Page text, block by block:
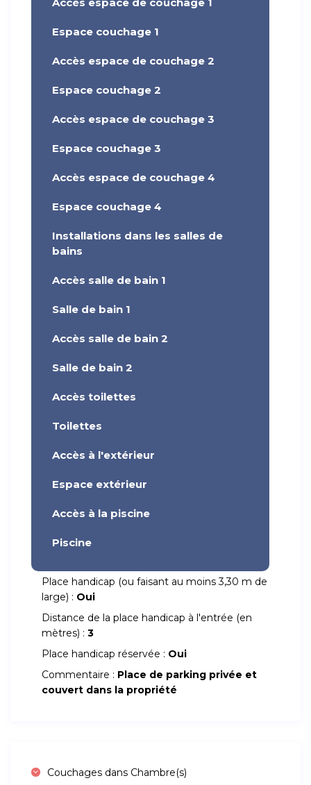
Espace couchage 1
Accès espace de couchage 2
Espace couchage 2
Accès espace de couchage 3
Espace couchage 3
Accès espace de couchage 4
Espace couchage 4
Installations dans les salles de
bains
Accès salle de bain 1
Salle de bain 1
Accès salle de bain 2
Salle de bain 2
Accès toilettes
Toilettes
Accès à l'extérieur
Espace extérieur
Accès à la piscine
Piscine
Place handicap (ou faisant au moins 3,30 m de
large) : Oui
Distance de la place handicap à l'entrée (en
mètres) : 3
Place handicap réservée : Oui
Commentaire : Place de parking privée et
couvert dans la propriété
Couchages dans Chambre(s)